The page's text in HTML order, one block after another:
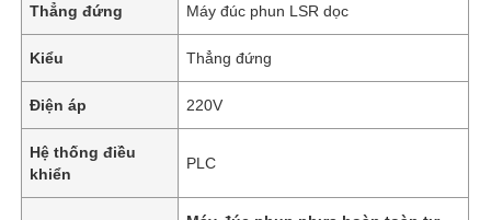
Thẳng đứng Máy đúc phun LSR dọc
Kiểu Thẳng đứng
Điện áp 220V
Hệ thống điều
khiển
PLC